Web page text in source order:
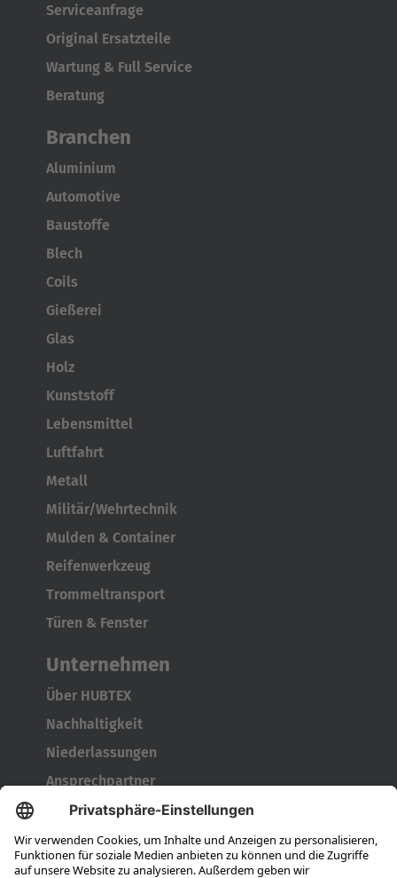
Serviceanfrage
Original Ersatzteile
Wartung & Full Service
Beratung
Branchen
Aluminium
Automotive
Baustoffe
Blech
Coils
Gießerei
Glas
Holz
Kunststoff
Lebensmittel
Luftfahrt
Metall
Militär/Wehrtechnik
Mulden & Container
Reifenwerkzeug
Trommeltransport
Türen & Fenster
Unternehmen
Über HUBTEX
Nachhaltigkeit
Niederlassungen
Ansprechpartner
Karriere
Ausbildung